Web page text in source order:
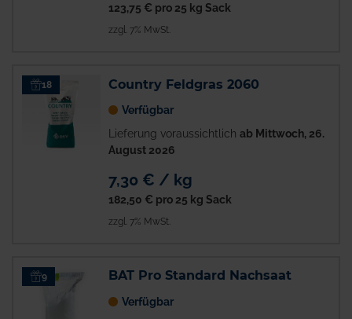
123,75 € pro 25 kg Sack
zzgl. 7% MwSt.
18 Country Feldgras 2060
Verfügbar
Lieferung voraussichtlich ab Mittwoch, 26.
August 2026
7,30 € / kg
182,50 € pro 25 kg Sack
zzgl. 7% MwSt.
9 BAT Pro Standard Nachsaat
Verfügbar